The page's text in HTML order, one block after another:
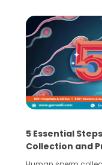
5 Essential
Collection and